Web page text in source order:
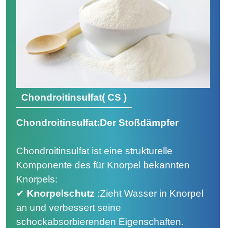
Chondroitinsulfat( CS )
Chondroitinsulfat:Der Stoßdämpfer
Chondroitinsulfat ist eine strukturelle
Komponente des für Knorpel bekannten
Knorpels:
✔ Knorpelschutz :Zieht Wasser in Knorpel
an und verbessert seine
schockabsorbierenden Eigenschaften.